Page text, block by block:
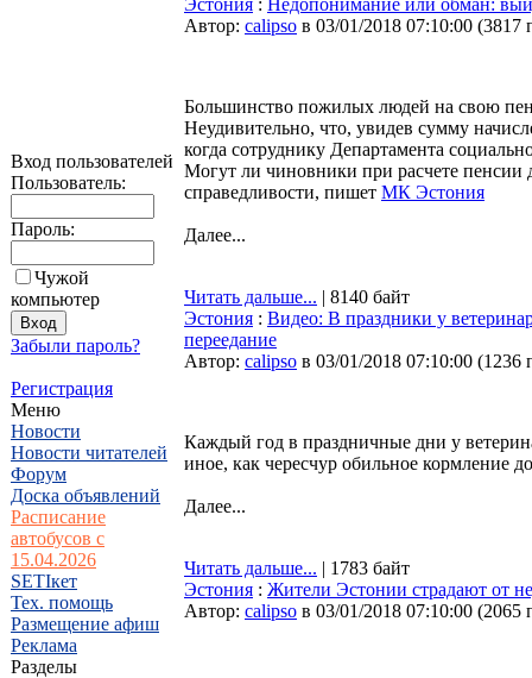
Вход пользователей
Пользователь:
Пароль:
Чужой
компьютер
Забыли пароль?
Регистрация
Меню
Новости
Новости читателей
Форум
Доска объявлений
Расписание
автобусов с
15.04.2026
SETIкет
Тех. помощь
Размещение афиш
Реклама
Разделы
Эстония : Недопонимание или обман:
Автор: calipso в 03/01/2018 07:10:00 (3817
Большинство пожилых людей на свою
Неудивительно, что, увидев сумму
когда сотруднику Департамента
Могут ли чиновники при расчете пенсии
справедливости, пишет МК Эстония
Далее...
Читать дальше... | 8140 байт
Эстония : Видео: В праздники у
переедание
Автор: calipso в 03/01/2018 07:10:00 (1236
Каждый год в праздничные дни у
иное, как чересчур обильное кормление
Далее...
Читать дальше... | 1783 байт
Эстония : Жители Эстонии страдают от
Автор: calipso в 03/01/2018 07:10:00 (2065